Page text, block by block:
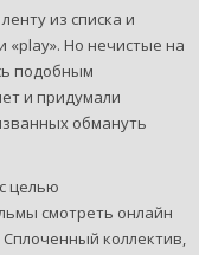
из списка и
«play». Но нечистые на
подобным
и придумали
обмануть
целью
смотреть онлайн
коллектив,